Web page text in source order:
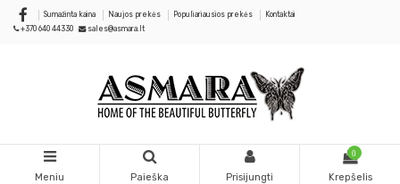
Sumažinta kaina Naujos prekės Populiariausios prekės
Kontaktai
+370 640 44330
sales@asmara.lt
Meniu Paieška Prisijungti
0
Krepšelis